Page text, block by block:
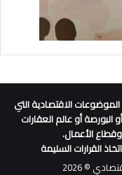
الاقتصادية التي
أو عالم العقارات
الأعمال.
القرارات السليمة
© 2026